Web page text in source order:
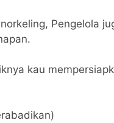
Pengelola
kau